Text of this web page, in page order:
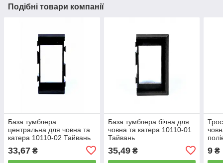
Подібні товари компанії
База тумблера
центральна для човна та
катера 10110-02 Тайвань
33,67 ₴
База тумблера бічна для
човна та катера 10110-01
Тайвань
35,49₴ 9 ₴